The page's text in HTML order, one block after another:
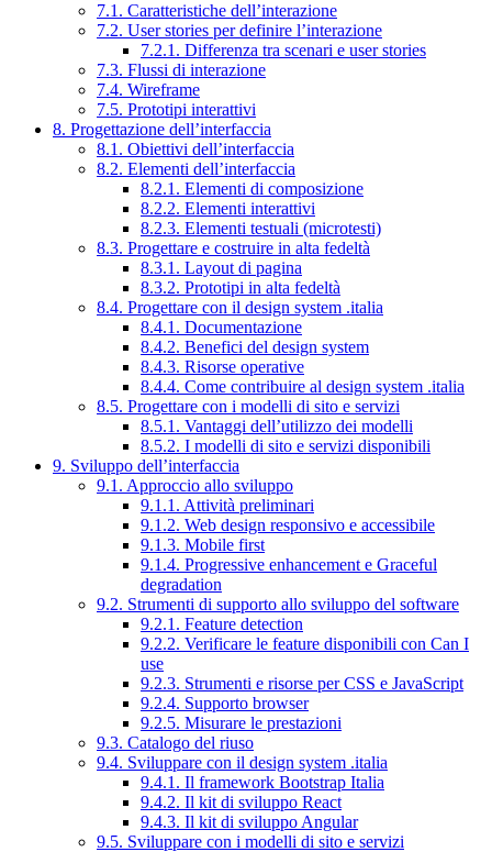
7.1. Caratteristiche dell’interazione
7.2. User stories per definire l’interazione
7.2.1. Differenza tra scenari e user stories
7.3. Flussi di interazione
7.4. Wireframe
7.5. Prototipi interattivi
8. Progettazione dell’interfaccia
8.1. Obiettivi dell’interfaccia
8.2. Elementi dell’interfaccia
8.2.1. Elementi di composizione
8.2.2. Elementi interattivi
8.2.3. Elementi testuali (microtesti)
8.3. Progettare e costruire in alta fedeltà
8.3.1. Layout di pagina
8.3.2. Prototipi in alta fedeltà
8.4. Progettare con il design system .italia
8.4.1. Documentazione
8.4.2. Benefici del design system
8.4.3. Risorse operative
8.4.4. Come contribuire al design system .italia
8.5. Progettare con i modelli di sito e servizi
8.5.1. Vantaggi dell’utilizzo dei modelli
8.5.2. I modelli di sito e servizi disponibili
9. Sviluppo dell’interfaccia
9.1. Approccio allo sviluppo
9.1.1. Attività preliminari
9.1.2. Web design responsivo e accessibile
9.1.3. Mobile first
9.1.4. Progressive enhancement e Graceful
degradation
9.2. Strumenti di supporto allo sviluppo del software
9.2.1. Feature detection
9.2.2. Verificare le feature disponibili con Can I
use
9.2.3. Strumenti e risorse per CSS e JavaScript
9.2.4. Supporto browser
9.2.5. Misurare le prestazioni
9.3. Catalogo del riuso
9.4. Sviluppare con il design system .italia
9.4.1. Il framework Bootstrap Italia
9.4.2. Il kit di sviluppo React
9.4.3. Il kit di sviluppo Angular
9.5. Sviluppare con i modelli di sito e servizi